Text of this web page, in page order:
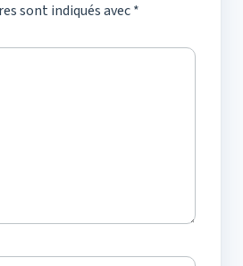
sont indiqués avec*